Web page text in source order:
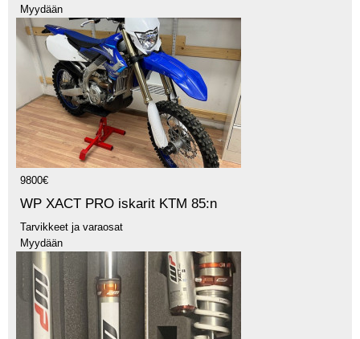
Myydään
9800€
WP XACT PRO iskarit KTM 85:n
Tarvikkeet ja varaosat
Myydään